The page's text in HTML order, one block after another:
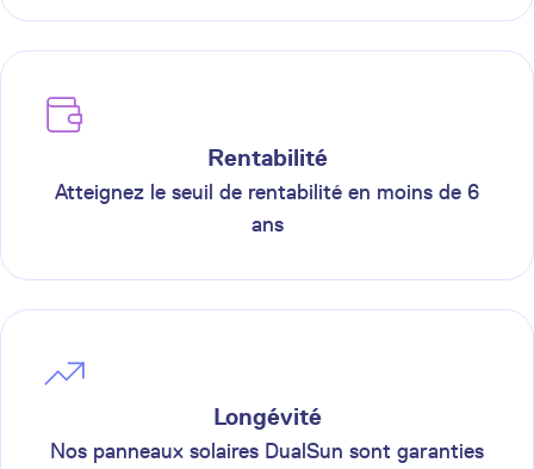
Rentabilité
Atteignez le seuil de rentabilité en moins de 6
ans
Longévité
Nos panneaux solaires DualSun sont garanties